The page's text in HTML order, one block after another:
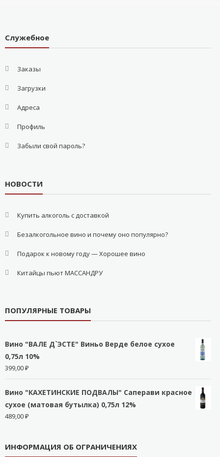
Служебное
Заказы
Загрузки
Адреса
Профиль
Забыли свой пароль?
НОВОСТИ
Купить алкоголь с доставкой
Безалкогольное вино и почему оно популярно?
Подарок к новому году — Хорошее вино
Китайцы пьют МАССАНДРУ
ПОПУЛЯРНЫЕ ТОВАРЫ
Вино "ВАЛЕ Д`ЭСТЕ" Виньо Верде белое сухое
0,75л 10%
399,00₽
Вино "КАХЕТИНСКИЕ ПОДВАЛЫ" Саперави красное
сухое (матовая бутылка) 0,75л 12%
489,00₽
ИНФОРМАЦИЯ ОБ ОГРАНИЧЕНИЯХ